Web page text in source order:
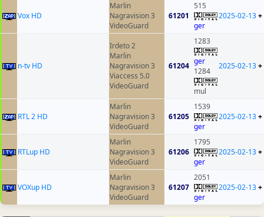
Vox HD
Marlin
Nagravision 3
VideoGuard
61201
515
ger
2025-02-13+
n-tv HD
Irdeto 2
Marlin
Nagravision 3
Viaccess 5.0
VideoGuard
61204
1283
ger
1284
mul
2025-02-13+
RTL 2 HD
Marlin
Nagravision 3
VideoGuard
61205
1539
ger
2025-02-13+
RTLup HD
Marlin
Nagravision 3
VideoGuard
61206
1795
ger
2025-02-13+
VOXup HD
Marlin
Nagravision 3
VideoGuard
61207
2051
ger
2025-02-13+